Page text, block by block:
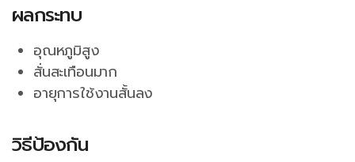
ผลกระทบ
อุณหภูมิสูง
สั่นสะเทือนมาก
อายุการใช้งานสั้นลง
วิธีป้องกัน